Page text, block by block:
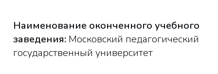
Наименование оконченного учебного
заведения: Московский педагогический
государственный университет